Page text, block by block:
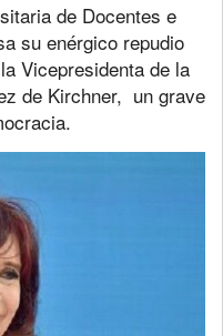
de Docentes e
su enérgico repudio
Vicepresidenta de la
de Kirchner, un grave